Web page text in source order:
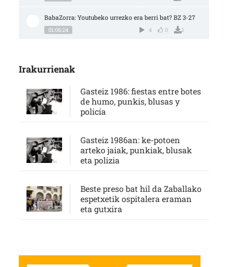
BabaZorra: Youtubeko urrezko era berri bat? BZ 3-27
01:06:24 4 0 1
Irakurrienak
Gasteiz 1986: fiestas entre botes
de humo, punkis, blusas y
policía
Gasteiz 1986an: ke-potoen
arteko jaiak, punkiak, blusak
eta polizia
Beste preso bat hil da Zaballako
espetxetik ospitalera eraman
eta gutxira